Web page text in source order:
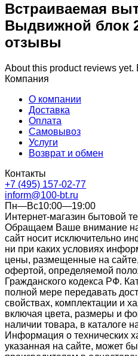
Встраиваемая
Выдвижной блок
отзывы
About this product reviews yet.
Компания
О компании
Доставка
Оплата
Самовывоз
Услуги
Возврат и обмен
Контакты
+7 (495) 157-02-77
inform@100-bt.ru
Пн—Вс10:00—19:00
Интернет-магазин бытовой
Обращаем Ваше внимание на
сайт носит исключительно
ни при каких условиях
цены, размещенные на
офертой, определяемой
Гражданского кодекса РФ.
полной мере передавать
свойствах, комплектации и
включая цвета, размеры и
наличии товара, в каталоге
Информация о технических
указанная на сайте, может